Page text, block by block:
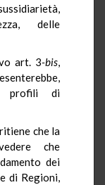
delle
art. 3-bis,
profili di
che la
che
dei
di Regioni,